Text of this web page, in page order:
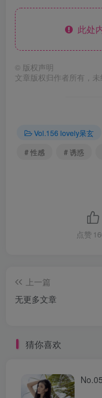
此处
© 版权声明
文章版权归作者所有，未
Vol.156 lovely呆玄
# 性感
# 诱惑
点赞
上一篇
无更多文章
猜你喜欢